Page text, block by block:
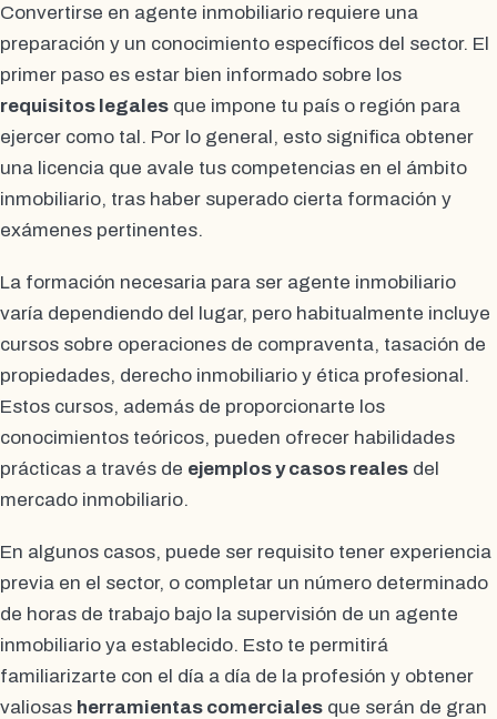
Convertirse en agente inmobiliario requiere una
preparación y un conocimiento específicos del sector. El
primer paso es estar bien informado sobre los
requisitos legales que impone tu país o región para
ejercer como tal. Por lo general, esto significa obtener
una licencia que avale tus competencias en el ámbito
inmobiliario, tras haber superado cierta formación y
exámenes pertinentes.
La formación necesaria para ser agente inmobiliario
varía dependiendo del lugar, pero habitualmente incluye
cursos sobre operaciones de compraventa, tasación de
propiedades, derecho inmobiliario y ética profesional.
Estos cursos, además de proporcionarte los
conocimientos teóricos, pueden ofrecer habilidades
prácticas a través de ejemplos y casos reales del
mercado inmobiliario.
En algunos casos, puede ser requisito tener experiencia
previa en el sector, o completar un número determinado
de horas de trabajo bajo la supervisión de un agente
inmobiliario ya establecido. Esto te permitirá
familiarizarte con el día a día de la profesión y obtener
valiosas herramientas comerciales que serán de gran